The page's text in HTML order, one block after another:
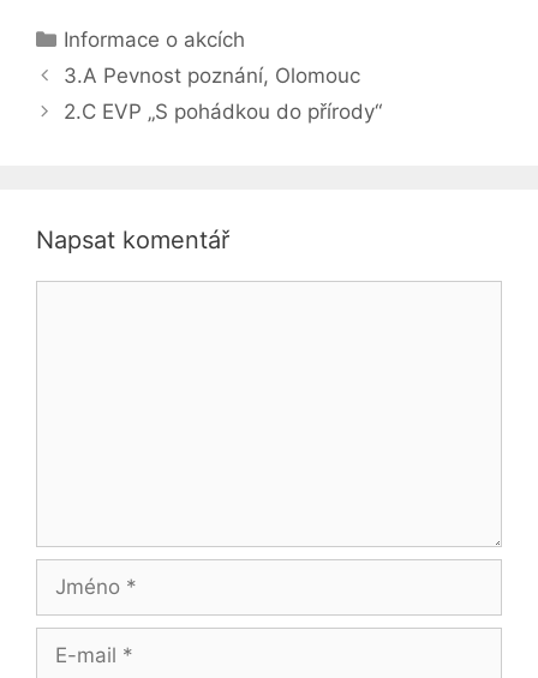
Rubriky
Informace o akcích
3.A Pevnost poznání, Olomouc
2.C EVP „S pohádkou do přírody“
Napsat komentář
Jméno